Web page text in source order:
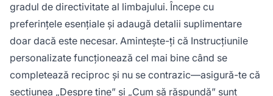
gradul de directivitate al limbajului. Începe cu
preferințele esențiale și adaugă detalii suplimentare
doar dacă este necesar. Amintește-ți că Instrucțiunile
personalizate funcționează cel mai bine când se
completează reciproc și nu se contrazic—asigură-te că
secțiunea „Despre tine” și „Cum să răspundă” sunt